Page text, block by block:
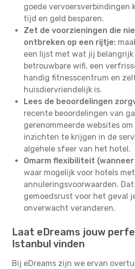
goede vervoersverbindingen
tijd en geld besparen.
Zet de voorzieningen die
ontbreken op een rijtje:
een lijst met wat jij
betrouwbare wifi, een
handig fitnesscentrum en
huisdiervriendelijk is.
Lees de beoordelingen
recente beoordelingen van
gerenommeerde websites
inzichten te krijgen in de
algehele sfeer van het hotel.
Omarm flexibiliteit
waar mogelijk voor hotels
annuleringsvoorwaarden.
gemoedsrust voor het geval
onverwacht veranderen.
Laat eDreams jouw
Istanbul vinden
Bij eDreams zijn we ervan